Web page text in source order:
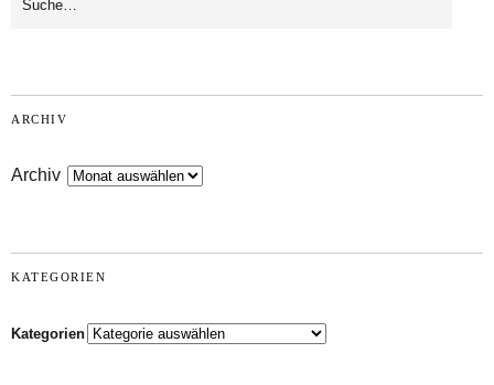
ARCHIV
Archiv
KATEGORIEN
Kategorien